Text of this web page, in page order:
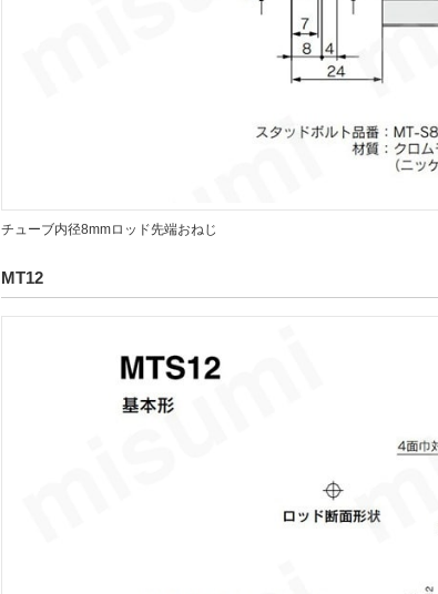
チューブ内径8mmロッド先端おねじ
MT12